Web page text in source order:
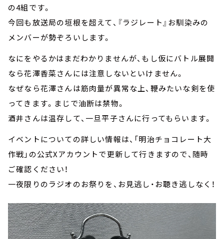
の4組です。
今回も放送局の垣根を超えて、『ラジレート』お馴染みの
メンバーが勢ぞろいします。
なにをやるかはまだわかりませんが、もし仮にバトル展開
なら花澤香菜さんには注意しないといけません。
なぜなら花澤さんは筋肉量が異常な上、鞭みたいな剣を使
ってきます。まじで油断は禁物。
酒井さんは温存して、一旦平子さんに行ってもらいます。
イベントについての詳しい情報は、「明治チョコレート大
作戦」の公式Xアカウントで更新して行きますので、随時
ご確認ください！
一夜限りのラジオのお祭りを、お見逃し・お聴き逃しなく！